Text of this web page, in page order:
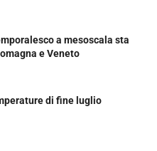
a mesoscala sta
e Veneto
di fine luglio